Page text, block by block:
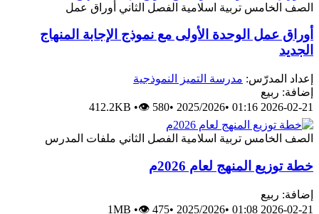
الصف الخامس تربية اسلامية الفصل الثاني أوراق عمل
أوراق عمل الوحدة الأولى مع نموذج الإجابة المنهاج
الجديد
إعداد المدرّس: مدرسة التميز النموذجية
إضافة: ربيع
2026-02-21 01:16
•
2025/2026
•
412.2KB •👁 580
الصف الخامس تربية اسلامية الفصل الثاني ملفات المدرس
خطة توزيع المنهج لعام 2026م
إضافة: ربيع
2026-02-21 01:08
•
2025/2026
•
1MB •👁 475